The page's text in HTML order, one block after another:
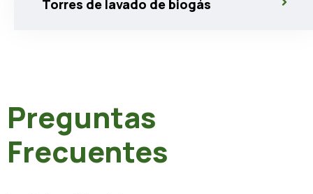
Torres de lavado de biogás
Preguntas
Frecuentes